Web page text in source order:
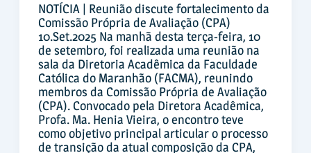
NOTÍCIA | Reunião discute fortalecimento da
Comissão Própria de Avaliação (CPA)
10.Set.2025 Na manhã desta terça-feira, 10
de setembro, foi realizada uma reunião na
sala da Diretoria Acadêmica da Faculdade
Católica do Maranhão (FACMA), reunindo
membros da Comissão Própria de Avaliação
(CPA). Convocado pela Diretora Acadêmica,
Profa. Ma. Henia Vieira, o encontro teve
como objetivo principal articular o processo
de transição da atual composição da CPA,